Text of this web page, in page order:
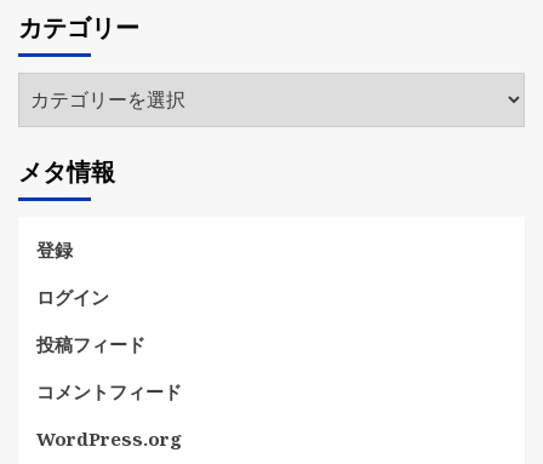
イ
ブ
カテゴリー
テ
リ
ー
メタ情報
登録
ログイン
投稿フィード
コメントフィード
WordPress.org